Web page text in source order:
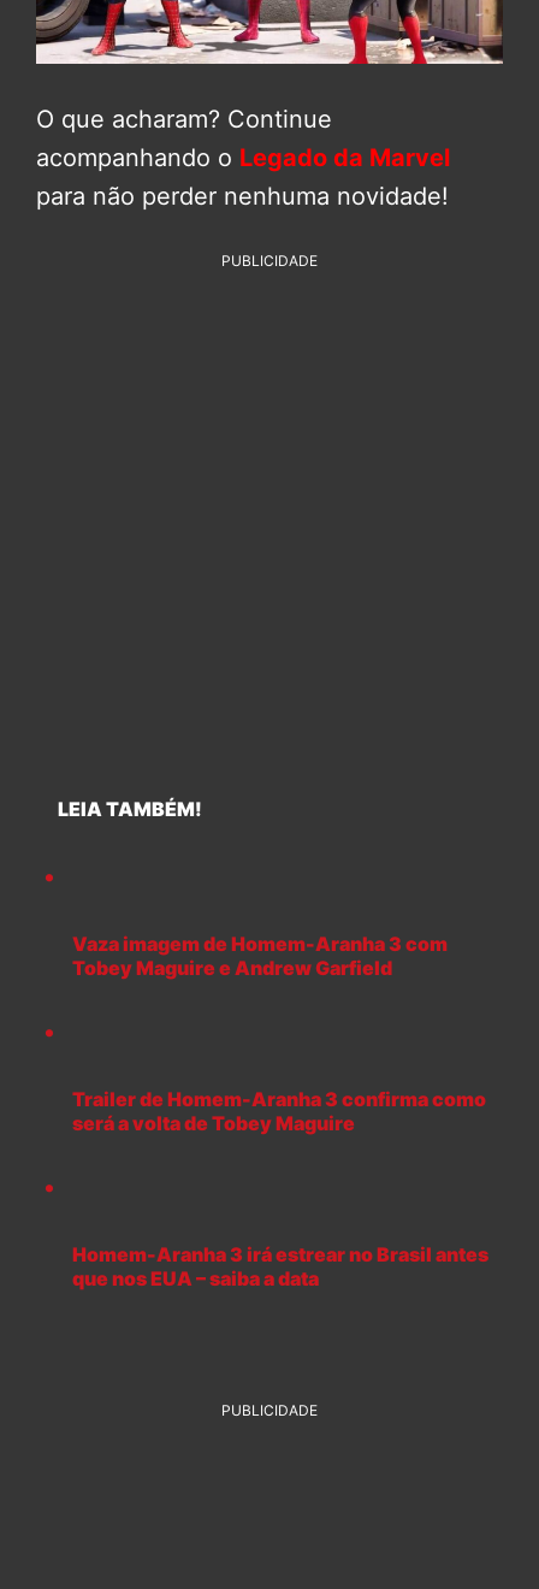
O que acharam? Continue
acompanhando o Legado da Marvel
para não perder nenhuma novidade!
PUBLICIDADE
LEIA TAMBÉM!
Vaza imagem de Homem-Aranha 3 com
Tobey Maguire e Andrew Garfield
Trailer de Homem-Aranha 3 confirma como
será a volta de Tobey Maguire
Homem-Aranha 3 irá estrear no Brasil antes
que nos EUA – saiba a data
PUBLICIDADE